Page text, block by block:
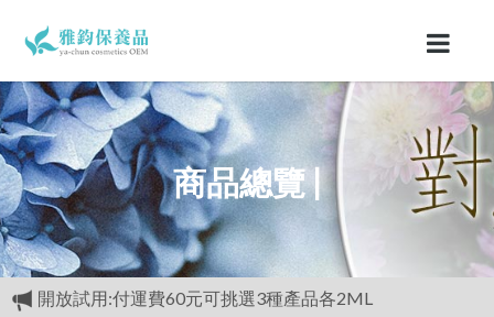
商品總覽 |
滿3000元再送精美好禮